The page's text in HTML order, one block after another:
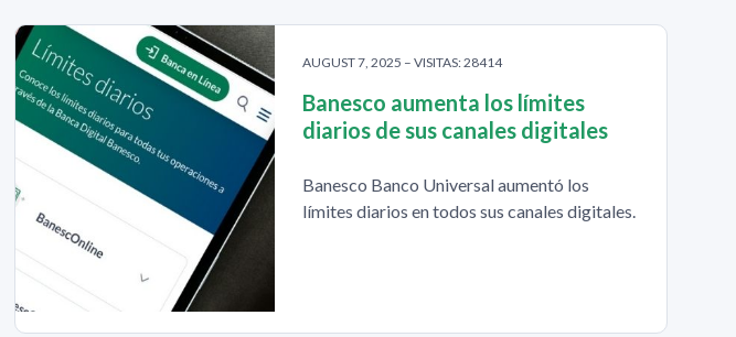
AUGUST 7, 2025 – VISITAS: 28414
Banesco aumenta los límites
diarios de sus canales digitales
Banesco Banco Universal aumentó los
límites diarios en todos sus canales digitales.